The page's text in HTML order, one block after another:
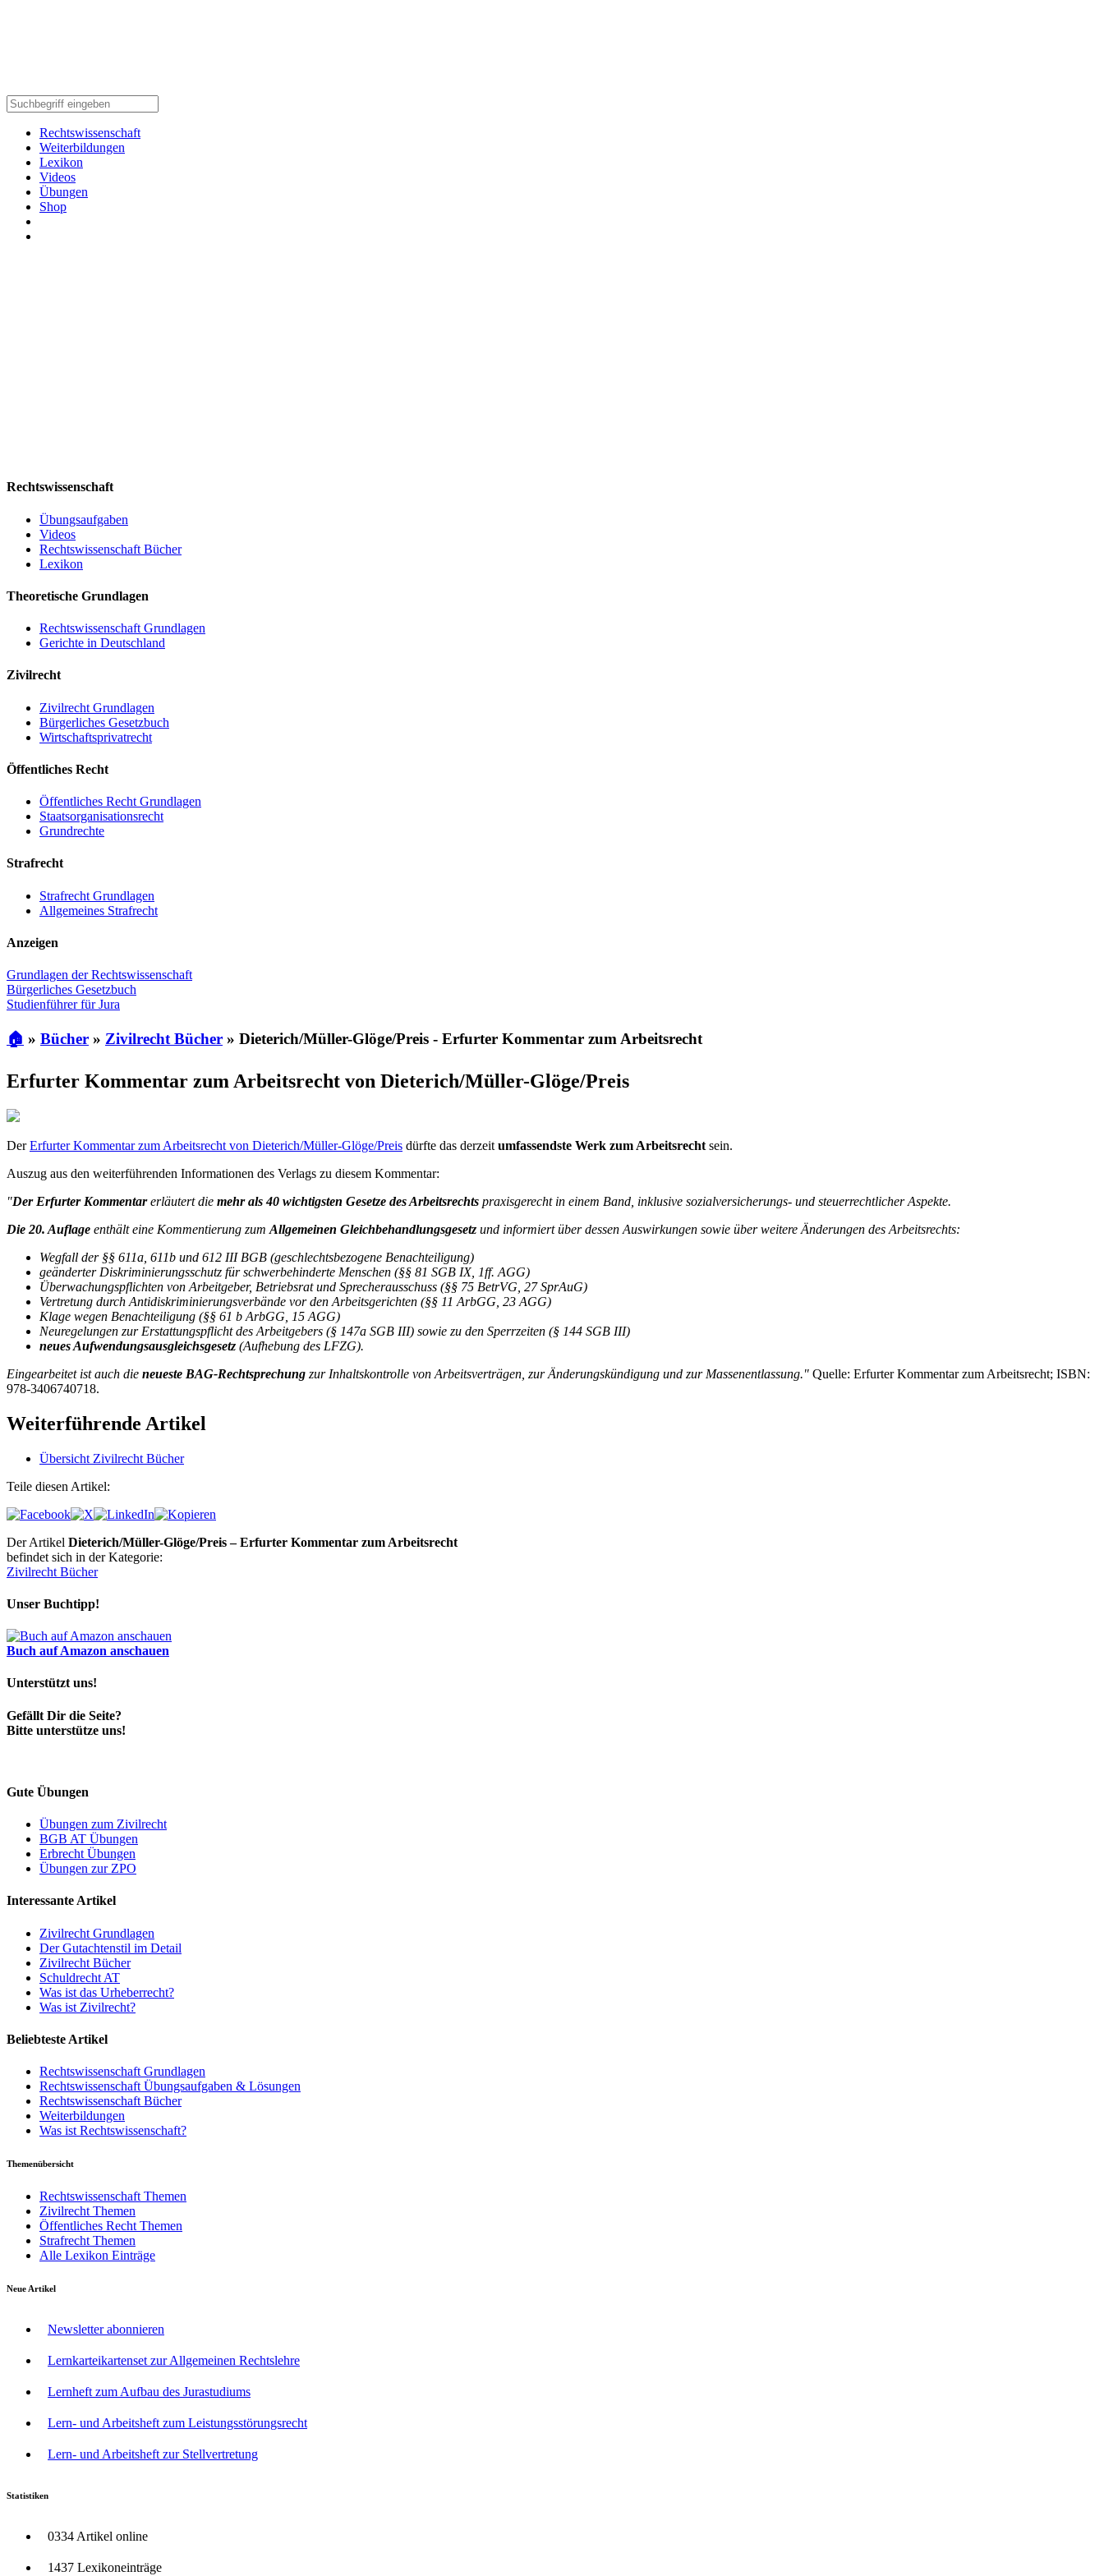
Rechtswissenschaft
Weiterbildungen
Lexikon
Videos
Übungen
Shop
Rechtswissenschaft
Übungsaufgaben
Videos
Rechtswissenschaft Bücher
Lexikon
Theoretische Grundlagen
Rechtswissenschaft Grundlagen
Gerichte in Deutschland
Zivilrecht
Zivilrecht Grundlagen
Bürgerliches Gesetzbuch
Wirtschaftsprivatrecht
Öffentliches Recht
Öffentliches Recht Grundlagen
Staatsorganisationsrecht
Grundrechte
Strafrecht
Strafrecht Grundlagen
Allgemeines Strafrecht
Anzeigen
Grundlagen der Rechtswissenschaft
Bürgerliches Gesetzbuch
Studienführer für Jura
🏠 » Bücher » Zivilrecht Bücher » Dieterich/Müller-Glöge/Preis - Erfurter Kommentar zum Arbeitsrecht
Erfurter Kommentar zum Arbeitsrecht von Dieterich/Müller-Glöge/Preis
DerErfurter Kommentar zum Arbeitsrecht von Dieterich/Müller-Glöge/Preis dürfte das derzeit umfassendste Werk zum Arbeitsrecht sein.
Auszug aus den weiterführenden Informationen des Verlags zu diesem Kommentar:
"Der Erfurter Kommentarerläutert die mehr als 40 wichtigsten Gesetze des Arbeitsrechts praxisgerecht in einem Band, inklusive sozialversicherungs- und steuerrechtlicher Aspekte.
Die 20. Auflage enthält eine Kommentierung zum Allgemeinen Gleichbehandlungsgesetz und informiert über dessen Auswirkungen sowie über weitere Änderungen des Arbeitsrechts:
Wegfall der §§ 611a, 611b und 612 III BGB (geschlechtsbezogene Benachteiligung)
geänderter Diskriminierungsschutz für schwerbehinderte Menschen (§§ 81 SGB IX, 1ff. AGG)
Überwachungspflichten von Arbeitgeber, Betriebsrat und Sprecherausschuss (§§ 75 BetrVG, 27 SprAuG)
Vertretung durch Antidiskriminierungsverbände vor den Arbeitsgerichten (§§ 11 ArbGG, 23 AGG)
Klage wegen Benachteiligung (§§ 61 b ArbGG, 15 AGG)
Neuregelungen zur Erstattungspflicht des Arbeitgebers (§ 147a SGB III) sowie zu den Sperrzeiten (§ 144 SGB III)
neues Aufwendungsausgleichsgesetz (Aufhebung des LFZG).
Eingearbeitet ist auch die neueste BAG-Rechtsprechung zur Inhaltskontrolle von Arbeitsverträgen, zur Änderungskündigung und zur Massenentlassung." Quelle: Erfurter Kommentar zum Arbeitsrecht; ISBN:
978-3406740718.
Weiterführende Artikel
Übersicht Zivilrecht Bücher
Teile diesen Artikel:
Der Artikel Dieterich/Müller-Glöge/Preis – Erfurter Kommentar zum Arbeitsrecht
befindet sich in der Kategorie:
Zivilrecht Bücher
Unser Buchtipp!
Buch auf Amazon anschauen
Unterstützt uns!
Gefällt Dir die Seite?
Bitte unterstütze uns!
Gute Übungen
Übungen zum Zivilrecht
BGB AT Übungen
Erbrecht Übungen
Übungen zur ZPO
Interessante Artikel
Zivilrecht Grundlagen
Der Gutachtenstil im Detail
Zivilrecht Bücher
Schuldrecht AT
Was ist das Urheberrecht?
Was ist Zivilrecht?
Beliebteste Artikel
Rechtswissenschaft Grundlagen
Rechtswissenschaft Übungsaufgaben & Lösungen
Rechtswissenschaft Bücher
Weiterbildungen
Was ist Rechtswissenschaft?
Themenübersicht
Rechtswissenschaft Themen
Zivilrecht Themen
Öffentliches Recht Themen
Strafrecht Themen
Alle Lexikon Einträge
Neue Artikel
Newsletter abonnieren
Lernkarteikartenset zur Allgemeinen Rechtslehre
Lernheft zum Aufbau des Jurastudiums
Lern- und Arbeitsheft zum Leistungsstörungsrecht
Lern- und Arbeitsheft zur Stellvertretung
Statistiken
0334 Artikel online
1437 Lexikoneinträge